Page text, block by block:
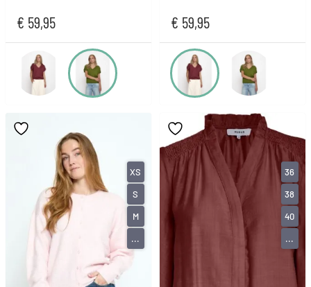
€ 59,95 € 59,95
XS
S
M
...
36
38
40
...